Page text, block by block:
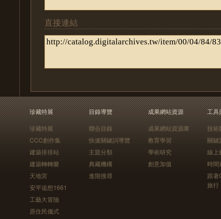
直接連結
珍藏特展
珍藏特展
CCC創作集
建築排排站
建築轉轉樂
天地宮
安平追想1661
工藝大冒險
原住民儀式
目錄導覽
聯合目錄
快速關鍵詞導覽
主題分類
典藏機構
進階搜尋
成果網站資源
成果網站資源庫
教育學習
學術研究
創意加值
工具
技術
關鍵
線上
時間
跟
旅行